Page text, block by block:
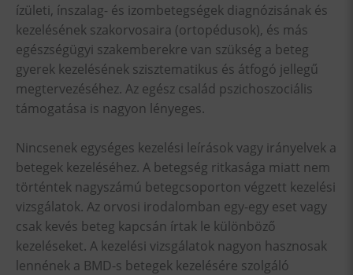
ízületi, ínszalag- és izombetegségek diagnózisának és
kezelésének szakorvosaira (ortopédusok), és más
egészségügyi szakemberekre van szükség a beteg
gyerek kezelésének szisztematikus és átfogó jellegű
megtervezéséhez. Az egész család pszichoszociális
támogatása is nagyon lényeges.
Nincsenek egységes kezelési leírások vagy irányelvek a
betegek kezeléséhez. A betegség ritkasága miatt nem
történtek nagyszámú betegcsoporton végzett kezelési
vizsgálatok. Az orvosi irodalomban egy-egy eset vagy
csak kevés beteg kapcsán írtak le különböző
kezeléseket. A kezelési vizsgálatok nagyon hasznosak
lennének a BMD-s betegek kezelésére szolgáló